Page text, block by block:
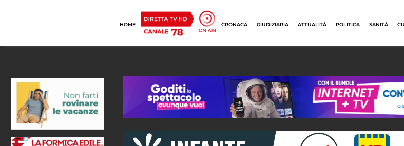
HOME CRONACA GIUDIZIARIA ATTUALITÀ POLITICA SANITÀ